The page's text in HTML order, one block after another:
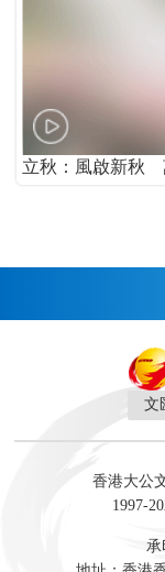
立秋：風啟新秋
灣區人
財經
文
香港大公
1997-
承